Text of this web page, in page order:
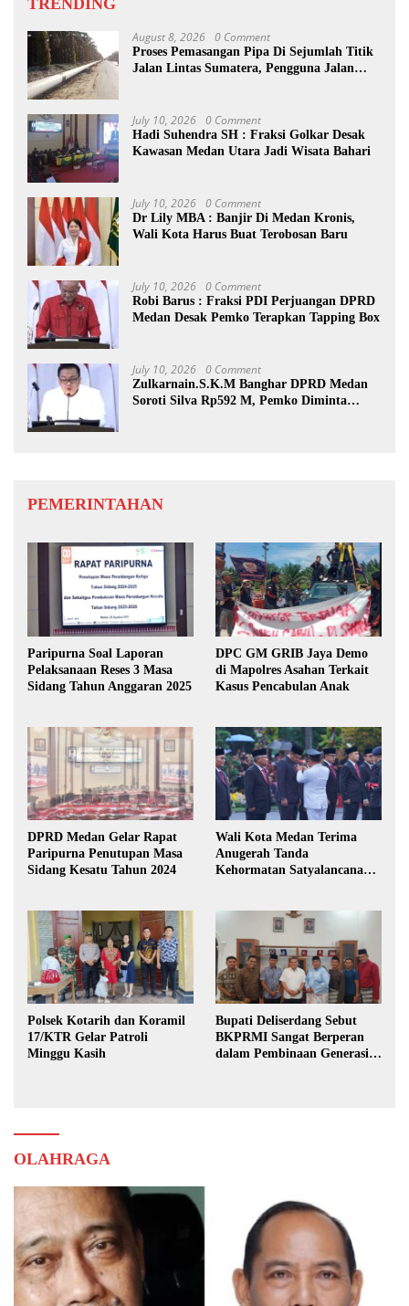
TRENDING
August 8, 2026 0 Comment
Proses Pemasangan Pipa Di Sejumlah Titik
Jalan Lintas Sumatera, Pengguna Jalan
July 10, 2026 0 Comment
Hadi Suhendra SH : Fraksi Golkar Desak
Kawasan Medan Utara Jadi Wisata Bahari
July 10, 2026 0 Comment
Dr Lily MBA : Banjir Di Medan Kronis,
Wali Kota Harus Buat Terobosan Baru
July 10, 2026 0 Comment
Robi Barus : Fraksi PDI Perjuangan DPRD
Medan Desak Pemko Terapkan Tapping Box
July 10, 2026 0 Comment
Zulkarnain.S.K.M Banghar DPRD Medan
Soroti Silva Rp592 M, Pemko Diminta
PEMERINTAHAN
Paripurna Soal Laporan
Pelaksanaan Reses 3 Masa
Sidang Tahun Anggaran 2025
DPC GM GRIB Jaya Demo
di Mapolres Asahan Terkait
Kasus Pencabulan Anak
DPRD Medan Gelar Rapat
Paripurna Penutupan Masa
Sidang Kesatu Tahun 2024
Wali Kota Medan Terima
Anugerah Tanda
Kehormatan Satyalancana
Polsek Kotarih dan Koramil
17/KTR Gelar Patroli
Minggu Kasih
Bupati Deliserdang Sebut
BKPRMI Sangat Berperan
dalam Pembinaan Generasi
OLAHRAGA